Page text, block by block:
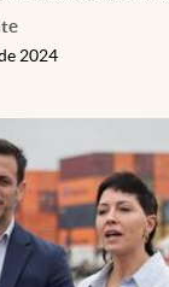
2024